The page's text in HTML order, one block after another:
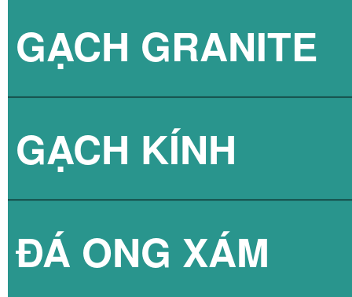
GẠCH 3D BÊ
GẠCH GRANITE
GẠCH KÍNH
GẠCH KÍNH
ĐÁ ONG XÁM